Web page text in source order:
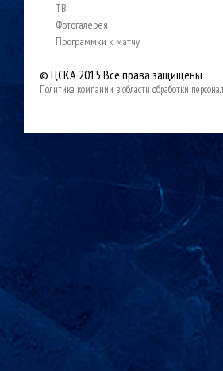
ТВ
Фотогалерея
Программки к матчу
© ЦСКА 2015 Все права защищены
Политика компании в области обработки